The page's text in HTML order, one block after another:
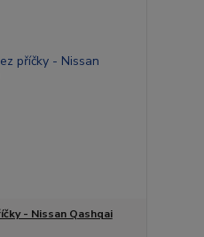
- Nissan Qashqai